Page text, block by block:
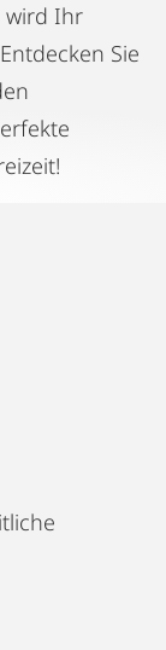
wird Ihr
Sie